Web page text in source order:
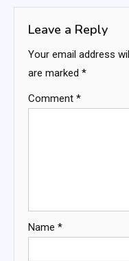
Leave a Reply
Your email address
are marked *
Comment *
Name *